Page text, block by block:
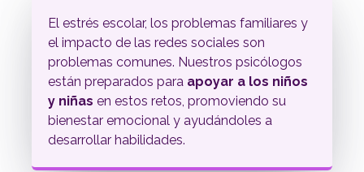
El estrés escolar, los problemas familiares y
el impacto de las redes sociales son
problemas comunes. Nuestros psicólogos
están preparados para apoyar a los niños
y niñas en estos retos, promoviendo su
bienestar emocional y ayudándoles a
desarrollar habilidades.